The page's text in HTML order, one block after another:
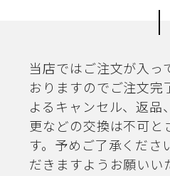
当店ではご注文が入っ
おりますのでご注文完
よるキャンセル、返品
更などの交換は不可と
す。予めご了承くださ
だきますようお願いい